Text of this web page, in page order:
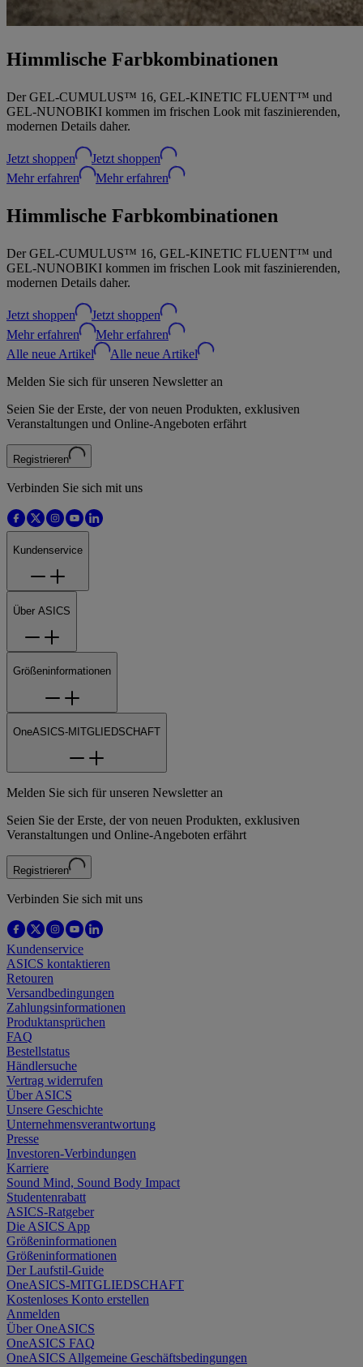
Himmlische Farbkombinationen
Der GEL-CUMULUS™ 16, GEL-KINETIC FLUENT™ und
GEL-NUNOBIKI kommen im frischen Look mit faszinierenden,
modernen Details daher.
Jetzt shoppen
Jetzt shoppen
Mehr erfahren
Mehr erfahren
Himmlische Farbkombinationen
Der GEL-CUMULUS™ 16, GEL-KINETIC FLUENT™ und
GEL-NUNOBIKI kommen im frischen Look mit faszinierenden,
modernen Details daher.
Jetzt shoppen
Jetzt shoppen
Mehr erfahren
Mehr erfahren
Alle neue Artikel
Alle neue Artikel
Melden Sie sich für unseren Newsletter an
Seien Sie der Erste, der von neuen Produkten, exklusiven
Veranstaltungen und Online-Angeboten erfährt
Registrieren
Verbinden Sie sich mit uns
Kundenservice
Über ASICS
Größeninformationen
OneASICS-MITGLIEDSCHAFT
Melden Sie sich für unseren Newsletter an
Seien Sie der Erste, der von neuen Produkten, exklusiven
Veranstaltungen und Online-Angeboten erfährt
Registrieren
Verbinden Sie sich mit uns
Kundenservice
ASICS kontaktieren
Retouren
Versandbedingungen
Zahlungsinformationen
Produktansprüchen
FAQ
Bestellstatus
Händlersuche
Vertrag widerrufen
Über ASICS
Unsere Geschichte
Unternehmensverantwortung
Presse
Investoren-Verbindungen
Karriere
Sound Mind, Sound Body Impact
Studentenrabatt
ASICS-Ratgeber
Die ASICS App
Größeninformationen
Größeninformationen
Der Laufstil-Guide
OneASICS-MITGLIEDSCHAFT
Kostenloses Konto erstellen
Anmelden
Über OneASICS
OneASICS FAQ
OneASICS Allgemeine Geschäftsbedingungen